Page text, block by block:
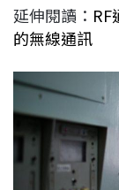
延伸閱讀：
的無線通訊